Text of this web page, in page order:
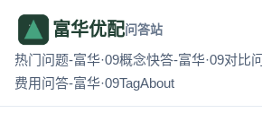
富华优配问答站
热门问题-富华·09概念快答-富华·09对比
费用问答-富华·09TagAbout